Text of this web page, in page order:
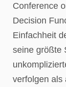
Conference
Decision
Einfachheit
seine größte
verfolgen als